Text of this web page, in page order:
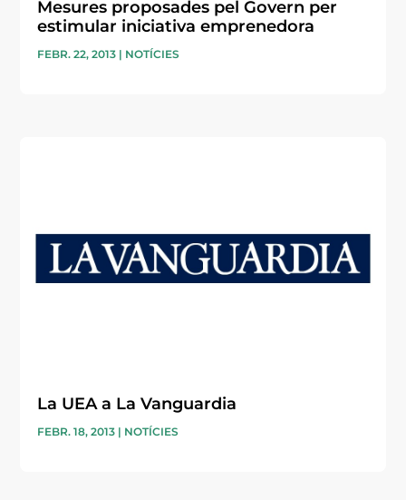
Mesures proposades pel Govern per
estimular iniciativa emprenedora
FEBR. 22, 2013 | NOTÍCIES
La UEA a La Vanguardia
FEBR. 18, 2013 | NOTÍCIES